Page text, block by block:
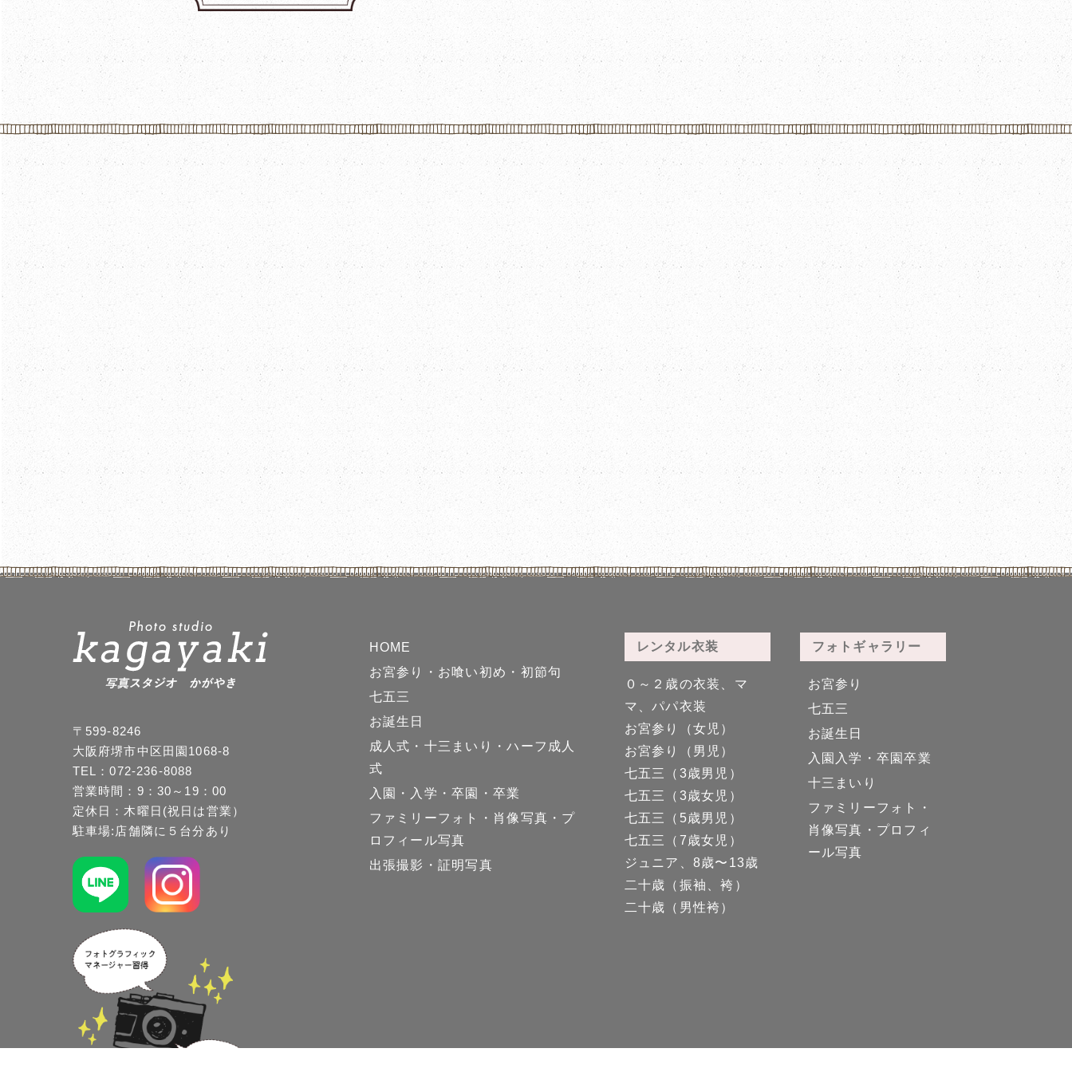
〒599-8246
大阪府堺市中区田園1068-8
TEL：072-236-8088
営業時間：9：30～19：00
定休日：木曜日(祝日は営業）
駐車場:店舗隣に５台分あり
HOME
お宮参り・お喰い初め・初節句
七五三
お誕生日
成人式・十三まいり・ハーフ成人
式
入園・入学・卒園・卒業
ファミリーフォト・肖像写真・プ
ロフィール写真
出張撮影・証明写真
レンタル衣装
０～２歳の衣装、マ
マ、パパ衣装
お宮参り（女児）
お宮参り（男児）
七五三（3歳男児）
七五三（3歳女児）
七五三（5歳男児）
七五三（7歳女児）
ジュニア、8歳〜13歳
二十歳（振袖、袴）
二十歳（男性袴）
フォトギャラリー
お宮参り
七五三
お誕生日
入園入学・卒園卒業
十三まいり
ファミリーフォト・
肖像写真・プロフィ
ール写真